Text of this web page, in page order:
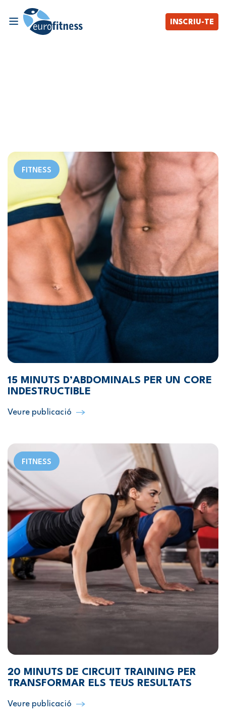
INSCRIU-TE
FITNESS
15 MINUTS D’ABDOMINALS PER UN CORE
INDESTRUCTIBLE
Veure publicació
FITNESS
20 MINUTS DE CIRCUIT TRAINING PER
TRANSFORMAR ELS TEUS RESULTATS
Veure publicació